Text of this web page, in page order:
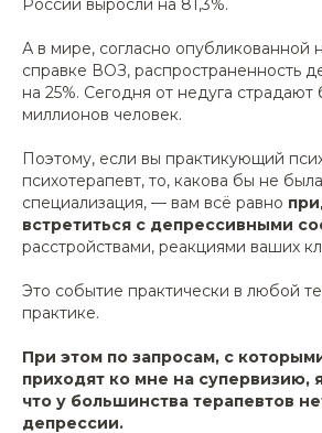
России выросли на 81,3%.
А в мире, согласно опубликованной
справке ВОЗ, распространенность
на 25%. Сегодня от недуга страдают
миллионов человек.
Поэтому, если вы практикующий
психотерапевт, то, какова бы не
специализация, — вам всё равно
встретиться с депрессивными
расстройствами, реакциями ваших
Это событие практически в любой
практике.
При этом по запросам, с
приходят ко мне на супервизию,
что у большинства терапевтов
депрессии.